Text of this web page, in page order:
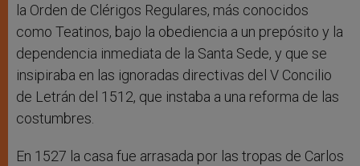
la Orden de Clérigos Regulares, más conocidos
como Teatinos, bajo la obediencia a un prepósito y la
dependencia inmediata de la Santa Sede, y que se
insipiraba en las ignoradas directivas del V Concilio
de Letrán del 1512, que instaba a una reforma de las
costumbres.
En 1527 la casa fue arrasada por las tropas de Carlos